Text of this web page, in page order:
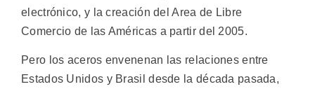
electrónico, y la creación del Area de Libre
Comercio de las Américas a partir del 2005.
Pero los aceros envenenan las relaciones entre
Estados Unidos y Brasil desde la década pasada,